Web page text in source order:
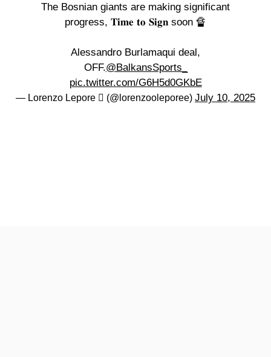
The Bosnian giants are making significant
progress, 𝐓𝐢𝐦𝐞 𝐭𝐨 𝐒𝐢𝐠𝐧 soon 🔏
Alessandro Burlamaqui deal,
OFF.@BalkansSports_
pic.twitter.com/G6H5d0GKbE
— Lorenzo Lepore  (@lorenzooleporee) July 10, 2025